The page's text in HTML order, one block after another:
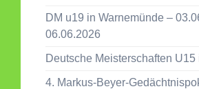
DM u19 in Warnemünde –
06.06.2026
Deutsche Meisterschaften
4. Markus-Beyer-